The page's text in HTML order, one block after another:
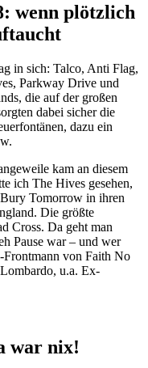
wenn plötzlich
in sich: Talco, Anti Flag,
Parkway Drive und
die auf der großen
dabei sicher die
dazu ein
kam an diesem
ich The Hives gesehen,
Tomorrow in ihren
Die größte
Cross. Da geht man
Pause war – und wer
Frontmann von Faith No
u.a. Ex-
war nix!